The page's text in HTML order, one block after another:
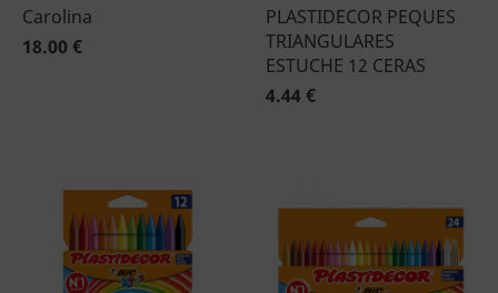
Carolina
18.00 €
PLASTIDECOR PEQUES
TRIANGULARES
ESTUCHE 12 CERAS
4.44 €